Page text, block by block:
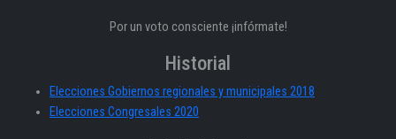
Por un voto consciente ¡infórmate!
Historial
Elecciones Gobiernos regionales y municipales 2018
Elecciones Congresales 2020